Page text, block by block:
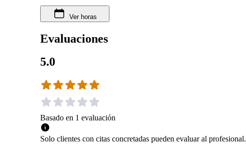
Ver horas
Evaluaciones
5.0
Basado en 1 evaluación
Solo clientes con citas concretadas pueden evaluar al profesional.